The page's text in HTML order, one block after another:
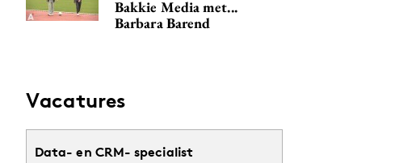
Bakkie Media met...
Barbara Barend
Vacatures
Data- en CRM- specialist